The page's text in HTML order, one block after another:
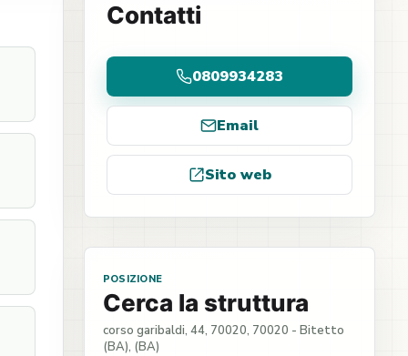
Contatti
0809934283
Email
Sito web
POSIZIONE
Cerca la struttura
corso garibaldi, 44, 70020, 70020 - Bitetto
(BA), (BA)